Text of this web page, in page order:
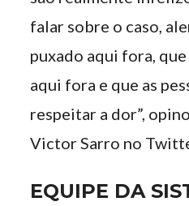
falar sobre o caso,
puxado aqui fora,
aqui fora e que as
respeitar a dor”,
Victor Sarro no
EQUIPE DA